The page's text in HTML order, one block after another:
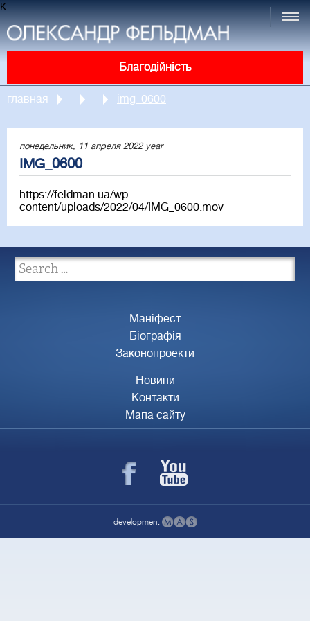
к
Благодійність
главная img_0600
понедельник, 11 апреля 2022 year
IMG_0600
https://feldman.ua/wp-
content/uploads/2022/04/IMG_0600.mov
Маніфест
Біографія
Законопроекти
Новини
Контакти
Мапа сайту
development